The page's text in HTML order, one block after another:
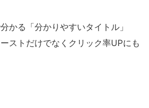
かる「分かりやすいタイトル」
ストだけでなくクリック率UPにも